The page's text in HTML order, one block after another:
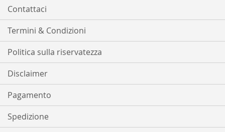
Contattaci
Termini & Condizioni
Politica sulla riservatezza
Disclaimer
Pagamento
Spedizione